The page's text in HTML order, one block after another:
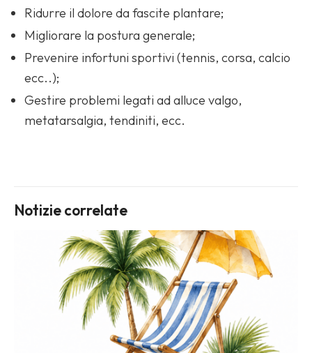
Ridurre il dolore da fascite plantare;
Migliorare la postura generale;
Prevenire infortuni sportivi (tennis, corsa, calcio
ecc..);
Gestire problemi legati ad alluce valgo,
metatarsalgia, tendiniti, ecc.
Notizie correlate